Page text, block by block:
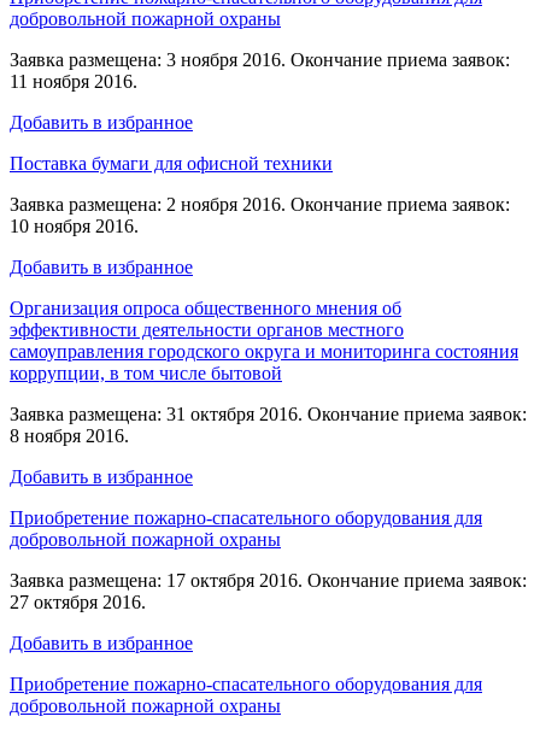
добровольной пожарной охраны
Заявка размещена: 3 ноября 2016. Окончание приема заявок:
11 ноября 2016.
Добавить в избранное
Поставка бумаги для офисной техники
Заявка размещена: 2 ноября 2016. Окончание приема заявок:
10 ноября 2016.
Добавить в избранное
Организация опроса общественного мнения об
эффективности деятельности органов местного
самоуправления городского округа и мониторинга состояния
коррупции, в том числе бытовой
Заявка размещена: 31 октября 2016. Окончание приема заявок:
8 ноября 2016.
Добавить в избранное
Приобретение пожарно-спасательного оборудования для
добровольной пожарной охраны
Заявка размещена: 17 октября 2016. Окончание приема заявок:
27 октября 2016.
Добавить в избранное
Приобретение пожарно-спасательного оборудования для
добровольной пожарной охраны